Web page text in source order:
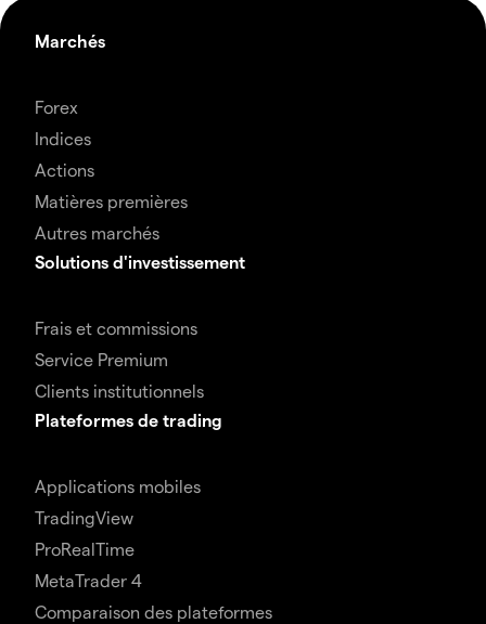
Marchés
Forex
Indices
Actions
Matières premières
Autres marchés
Solutions d'investissement
Frais et commissions
Service Premium
Clients institutionnels
Plateformes de trading
Applications mobiles
TradingView
ProRealTime
MetaTrader 4
Comparaison des plateformes